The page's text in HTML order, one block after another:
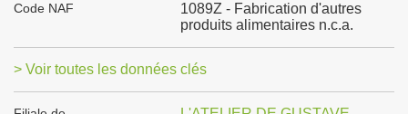
Code NAF
1089Z - Fabrication d'autres
produits alimentaires n.c.a.
> Voir toutes les données clés